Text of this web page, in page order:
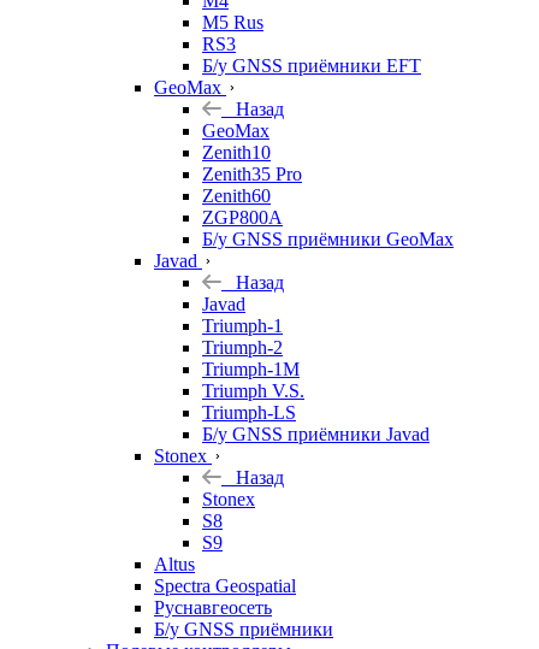
M5 Rus
RS3
Б/у GNSS приёмники EFT
GeoMax
Назад
GeoMax
Zenith10
Zenith35 Pro
Zenith60
ZGP800A
Б/у GNSS приёмники GeoMax
Javad
Назад
Javad
Triumph-1
Triumph-2
Triumph-1M
Triumph V.S.
Triumph-LS
Б/у GNSS приёмники Javad
Stonex
Назад
Stonex
S8
S9
Altus
Spectra Geospatial
Руснавгеосеть
Б/у GNSS приёмники